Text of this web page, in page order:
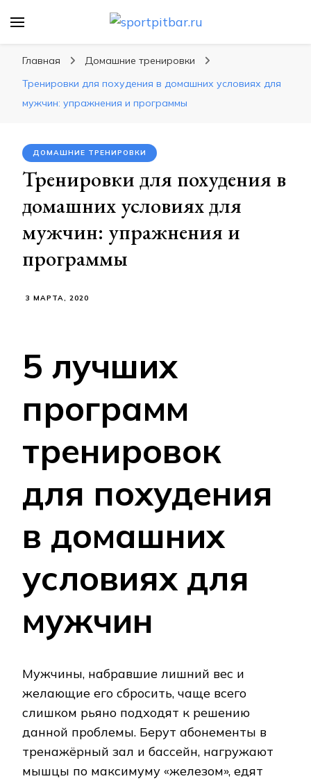
спортивных упражнения, правильные
диеты, программы тренировок
Главная
Домашние тренировки
Тренировки для похудения в домашних условиях для
мужчин: упражнения и программы
ДОМАШНИЕ ТРЕНИРОВКИ
Тренировки для похудения в
домашних условиях для
мужчин: упражнения и
программы
3 МАРТА, 2020
5 лучших
программ
тренировок
для похудения
в домашних
условиях для
мужчин
Мужчины, набравшие лишний вес и
желающие его сбросить, чаще всего
слишком рьяно подходят к решению
данной проблемы. Берут абонементы в
тренажёрный зал и бассейн, нагружают
мышцы по максимуму «железом», едят